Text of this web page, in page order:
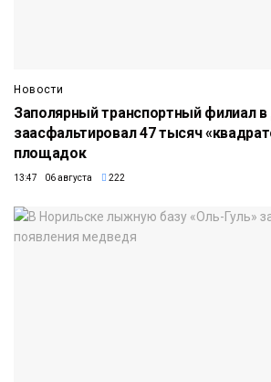
Новости
Заполярный транспортный филиал
заасфальтировал 47 тысяч
площадок
13:47 06 августа 222